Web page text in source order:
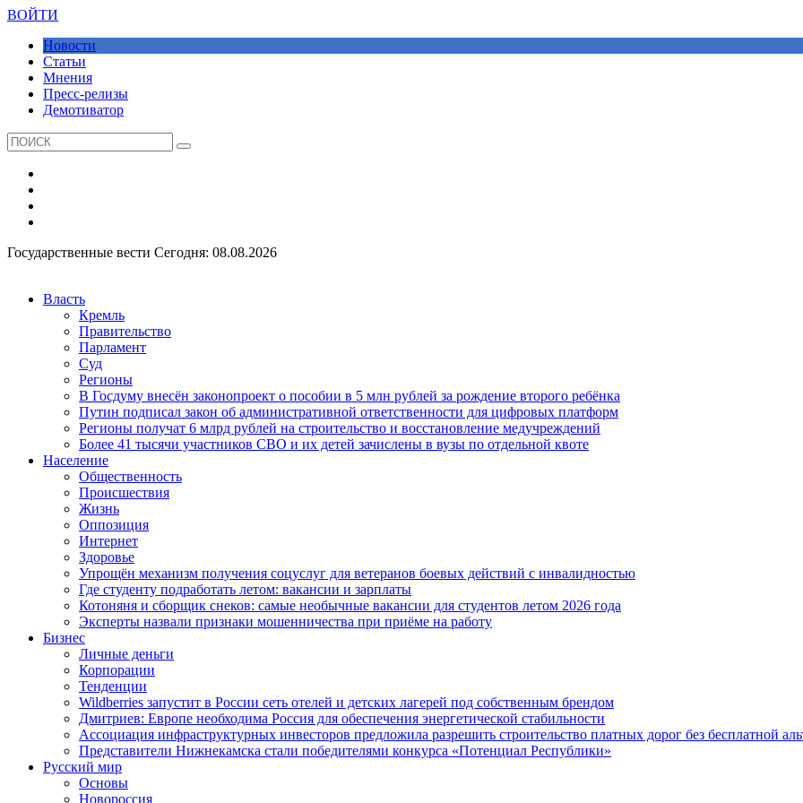
ВОЙТИ
Новости
Статьи
Мнения
Пресс-релизы
Демотиватор
Государственные вести Сегодня: 08.08.2026
Власть
Кремль
Правительство
Парламент
Суд
Регионы
В Госдуму внесён законопроект о пособии в 5 млн рублей за рождение второго ребёнка
Путин подписал закон об административной ответственности для цифровых платформ
Регионы получат 6 млрд рублей на строительство и восстановление медучреждений
Более 41 тысячи участников СВО и их детей зачислены в вузы по отдельной квоте
Население
Общественность
Происшествия
Жизнь
Оппозиция
Интернет
Здоровье
Упрощён механизм получения соцуслуг для ветеранов боевых действий с инвалидностью
Где студенту подработать летом: вакансии и зарплаты
Котоняня и сборщик снеков: самые необычные вакансии для студентов летом 2026 года
Эксперты назвали признаки мошенничества при приёме на работу
Бизнес
Личные деньги
Корпорации
Тенденции
Wildberries запустит в России сеть отелей и детских лагерей под собственным брендом
Дмитриев: Европе необходима Россия для обеспечения энергетической стабильности
Ассоциация инфраструктурных инвесторов предложила разрешить строительство платных дорог без бесплатной
Представители Нижнекамска стали победителями конкурса «Потенциал Республики»
Русский мир
Основы
Новороссия